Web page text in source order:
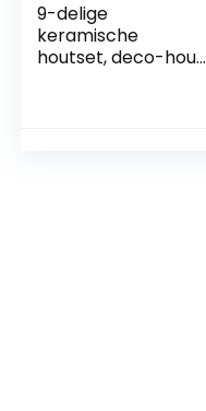
9-delige
keramische
houtset, deco-hout